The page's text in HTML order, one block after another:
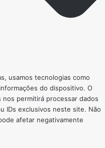
usamos tecnologias como
do dispositivo. O
permitirá processar dados
IDs exclusivos neste site. Não
afetar negativamente